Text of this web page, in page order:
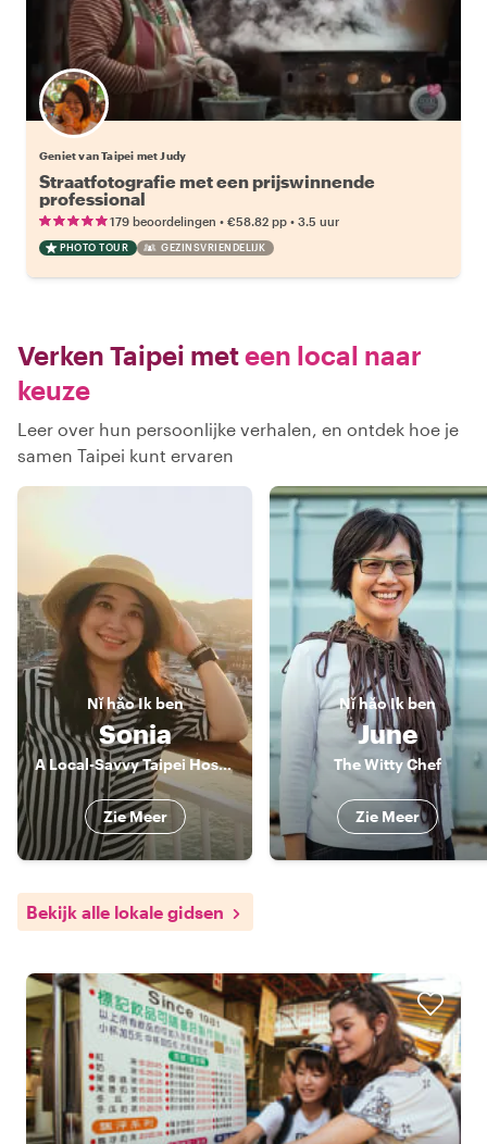
Geniet van Taipei met Judy
Straatfotografie met een prijswinnende
professional
179 beoordelingen • €58.82 pp • 3.5 uur
PHOTO TOUR GEZINSVRIENDELIJK
Verken Taipei meteen local naar
keuze
Leer over hun persoonlijke verhalen, en ontdek hoe je
samen Taipei kunt ervaren
Nǐ hǎoIk ben
Sonia
A Local-Savvy Taipei Host ✨
Zie Meer
Nǐ hǎoIk ben
June
The Witty Chef
Zie Meer
Bekijk alle lokale gidsen